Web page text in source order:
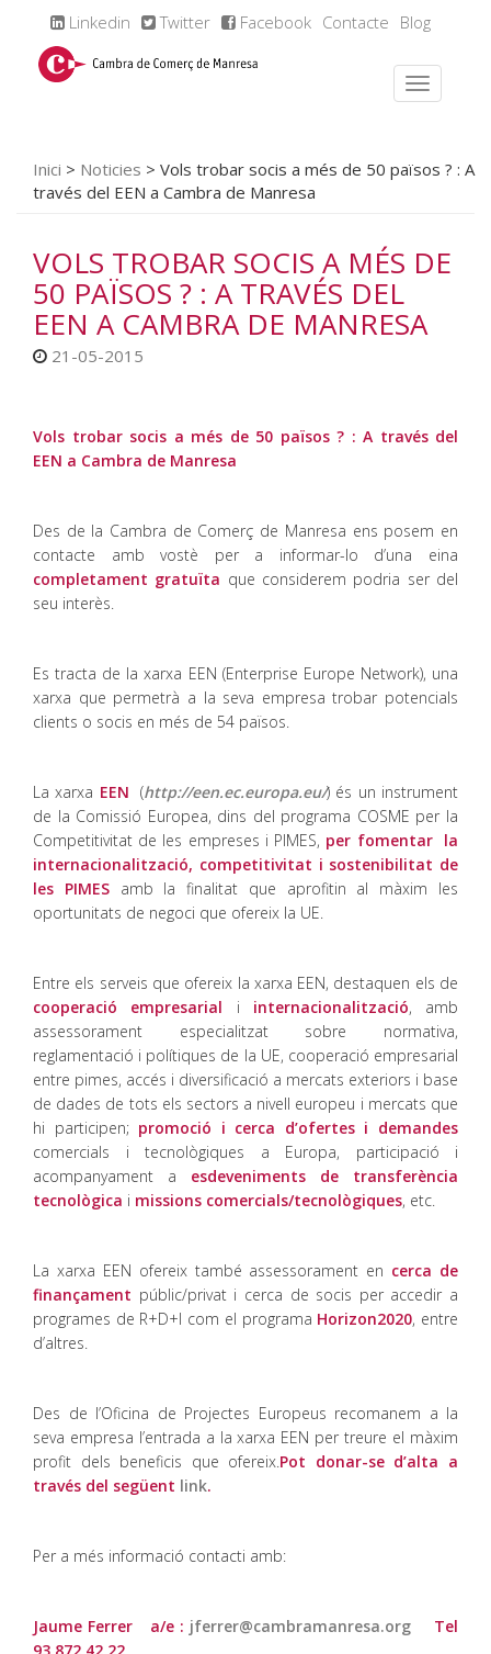
Linkedin Twitter Facebook Contacte Blog
Inici > Noticies > Vols trobar socis a més de 50 països ? : A
través del EEN a Cambra de Manresa
VOLS TROBAR SOCIS A MÉS DE
50 PAÏSOS ? : A TRAVÉS DEL
EEN A CAMBRA DE MANRESA
21-05-2015
Vols trobar socis a més de 50 països ? : A través del
EEN a Cambra de Manresa
Des de la Cambra de Comerç de Manresa ens posem en
contacte amb vostè per a informar-lo d’una eina
completament gratuïta que considerem podria ser del
seu interès.
Es tracta de la xarxa EEN (Enterprise Europe Network), una
xarxa que permetrà a la seva empresa trobar potencials
clients o socis en més de 54 països.
La xarxa EEN(http://een.ec.europa.eu/) és un instrument
de la Comissió Europea, dins del programa COSME per la
Competitivitat de les empreses i PIMES, per fomentar la
internacionalització, competitivitat i sostenibilitat de
les PIMESamb la finalitat que aprofitin al màxim les
oportunitats de negoci que ofereix la UE.
Entre els serveis que ofereix la xarxa EEN, destaquen els de
cooperació empresarial i internacionalització, amb
assessorament especialitzat sobre normativa,
reglamentació i polítiques de la UE, cooperació empresarial
entre pimes, accés i diversificació a mercats exteriors i base
de dades de tots els sectors a nivell europeu i mercats que
hi participen; promoció i cerca d’ofertes i demandes
comercials i tecnològiques a Europa, participació i
acompanyament a esdeveniments de transferència
tecnològica i missions comercials/tecnològiques, etc.
La xarxa EEN ofereix també assessorament en cerca de
finançament públic/privat i cerca de socis per accedir a
programes de R+D+I com el programa Horizon2020, entre
d’altres.
Des de l’Oficina de Projectes Europeus recomanem a la
seva empresa l’entrada a la xarxa EEN per treure el màxim
profit dels beneficis que ofereix.Pot donar-se d’alta a
través del següent link.
Per a més informació contacti amb:
Jaume Ferrer a/e : jferrer@cambramanresa.org Tel